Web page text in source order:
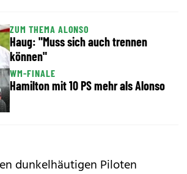
ZUM THEMA ALONSO
Haug: "Muss sich auch trennen
können"
WM-FINALE
Hamilton mit 10 PS mehr als Alonso
dunkelhäutigen Piloten